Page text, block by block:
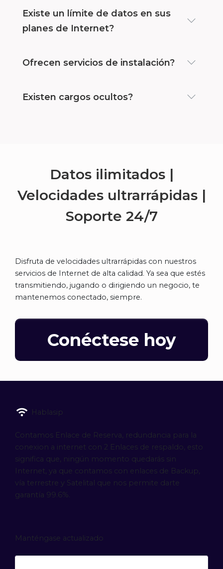
Existe un límite de datos en sus
planes de Internet?
Ofrecen servicios de instalación?
Existen cargos ocultos?
Datos ilimitados |
Velocidades ultrarrápidas |
Soporte 24/7
Disfruta de velocidades ultrarrápidas con nuestros
servicios de Internet de alta calidad. Ya sea que estés
transmitiendo, jugando o dirigiendo un negocio, te
mantenemos conectado, siempre.
Conéctese hoy
Hablasip
Contamos Enlace de Reserva, redundancia para la
conexion a internet con 2 Enlaces de respaldo, esto
significa que, ningún momento quedarás sin
Internet, ya que contamos con enlaces de Backup,
vía terrestre y Satelital que nos permite darte
garantía 99.6%.
Manténgase actualizado